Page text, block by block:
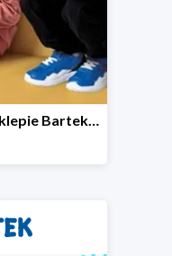
Back to School w sklepie Bartek - buty do szkoły już od 89 zł